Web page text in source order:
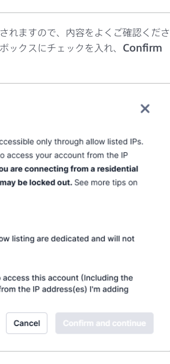
れますので、内容をよくご確認くださ
ックスにチェックを入れ、 Confirm